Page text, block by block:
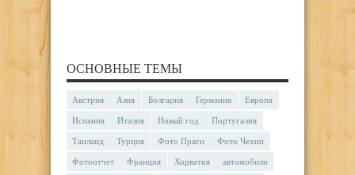
ОСНОВНЫЕ ТЕМЫ
Австрия Азия Болгария Германия Европа
Испания Италия Новый год Португалия
Таиланд Турция Фото Праги Фото Чехии
Фотоотчет Франция Хорватия автомобили